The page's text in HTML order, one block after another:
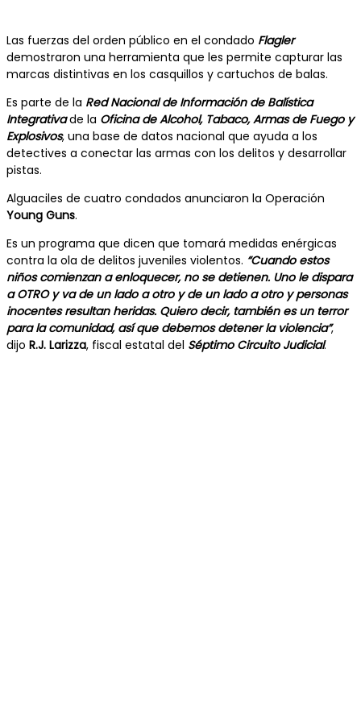
Las fuerzas del orden público en el condado Flagler
demostraron una herramienta que les permite capturar las
marcas distintivas en los casquillos y cartuchos de balas.
Es parte de la Red Nacional de Información de Balística
Integrativade la Oficina de Alcohol, Tabaco, Armas de Fuego y
Explosivos, una base de datos nacional que ayuda a los
detectives a conectar las armas con los delitos y desarrollar
pistas.
Alguaciles de cuatro condados anunciaron la Operación
Young Guns.
Es un programa que dicen que tomará medidas enérgicas
contra la ola de delitos juveniles violentos. “Cuando estos
niños comienzan a enloquecer, no se detienen. Uno le dispara
a OTRO y va de un lado a otro y de un lado a otro y personas
inocentes resultan heridas. Quiero decir, también es un terror
para la comunidad, así que debemos detener la violencia”,
dijo R.J. Larizza, fiscal estatal del Séptimo Circuito Judicial.